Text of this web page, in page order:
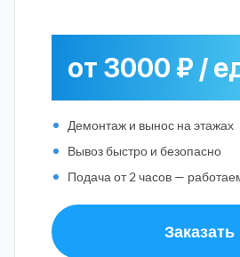
от 3000 ₽ /
Демонтаж и вынос на этажах
Вывоз быстро и безопасно
Подача от 2 часов —
Заказать